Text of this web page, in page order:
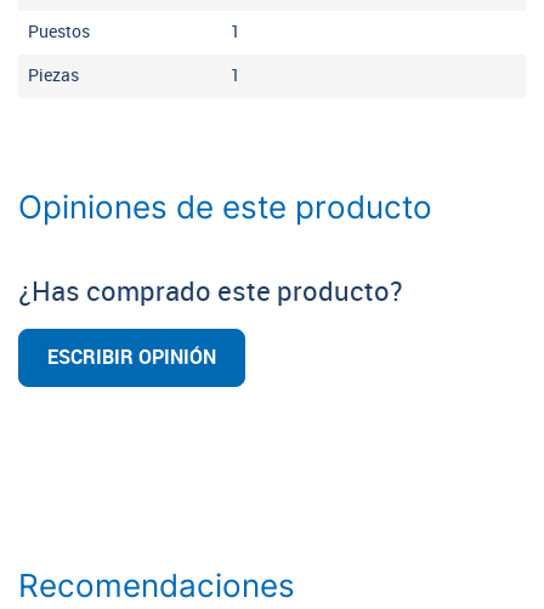
Puestos 1
Piezas 1
Opiniones de este producto
¿Has comprado este producto?
ESCRIBIR OPINIÓN
Recomendaciones